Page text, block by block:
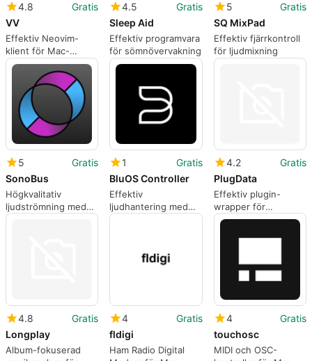
4.8
Gratis
VV
Effektiv Neovim-
klient för Mac-
användare
4.5
Gratis
Sleep Aid
Effektiv programvara
för sömnövervakning
5
Gratis
SQ MixPad
Effektiv fjärrkontroll
för ljudmixning
5
Gratis
SonoBus
Högkvalitativ
ljudströmning med
SonoBus
1
Gratis
BluOS Controller
Effektiv
ljudhantering med
BluOS Controller
4.2
Gratis
PlugData
Effektiv plugin-
wrapper för
PureData
4.8
Gratis
Longplay
Album-fokuserad
4
Gratis
fldigi
Ham Radio Digital
4
Gratis
touchosc
MIDI och OSC-